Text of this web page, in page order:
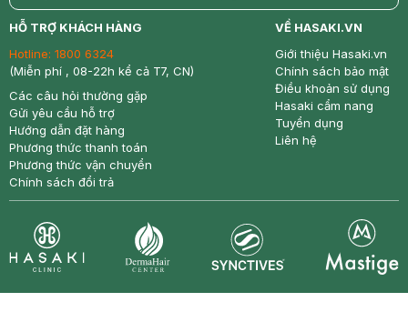
return nowfree price
HỖ TRỢ KHÁCH HÀNG
Hotline: 1800 6324
(Miễn phí , 08-22h kể cả T7, CN)
Các câu hỏi thường gặp
Gửi yêu cầu hỗ trợ
Hướng dẫn đặt hàng
Phương thức thanh toán
Phương thức vận chuyển
Chính sách đổi trả
VỀ HASAKI.VN
Giới thiệu Hasaki.vn
Chính sách bảo mật
Điều khoản sử dụng
Hasaki cẩm nang
Tuyển dụng
Liên hệ